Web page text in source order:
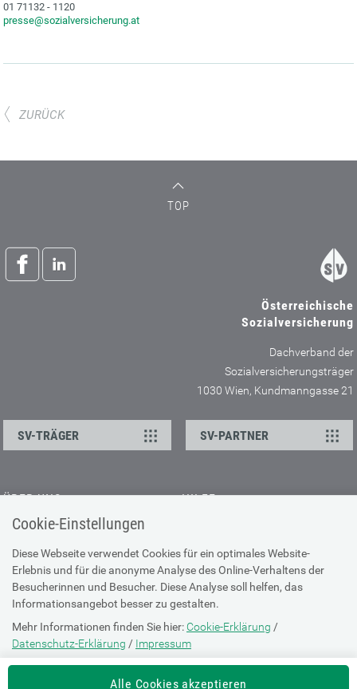
Cookie-Einstellungen
Diese Webseite verwendet Cookies für ein optimales Website-
Erlebnis und für die anonyme Analyse des Online-Verhaltens der
Besucherinnen und Besucher. Diese Analyse soll helfen, das
Informationsangebot besser zu gestalten.
Mehr Informationen finden Sie hier: Cookie-Erklärung /
Datenschutz-Erklärung / Impressum
Die Einstellung können Sie jederzeit auf der Seite "Cookie-Erklärung"
Alle Cookies akzeptieren
01 71132 - 1120
presse@sozialversicherung.at
ZURÜCK
TOP
Österreichische
Sozialversicherung
Dachverband der
Sozialversicherungsträger
1030 Wien, Kundmanngasse 21
SV-TRÄGER SV-PARTNER
ÜBER UNS
Kontakt
Offene Stellen
Presse
HILFE
Browser-Info & Sicherheit
Hilfe zur Suche
Technische Unterstützung
DATENSCHUTZ
Cookie-Erklärung